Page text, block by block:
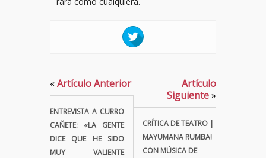
«Artículo Anterior
ENTREVISTA A CURRO
CAÑETE: «LA GENTE
DICE QUE HE SIDO
MUY VALIENTE
Artículo
Siguiente»
CRÍTICA DE TEATRO |
MAYUMANA RUMBA!
CON MÚSICA DE